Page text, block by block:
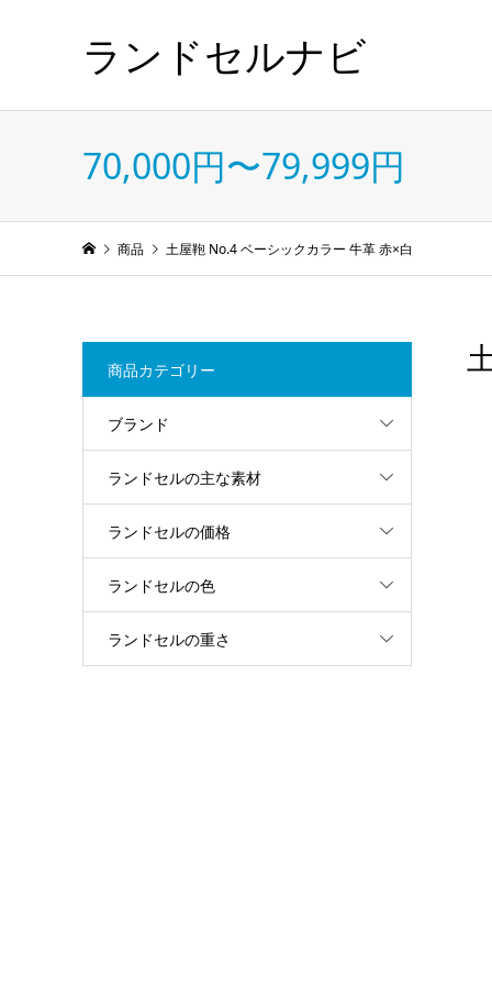
ランドセルナビ
70,000円〜79,999円
商品 土屋鞄 No.4 ベーシックカラー 牛革 赤×白
商品カテゴリー
ブランド
ランドセルの主な素材
ランドセルの価格
ランドセルの色
ランドセルの重さ